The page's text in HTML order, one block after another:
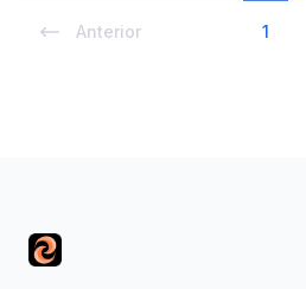
Anterior 1